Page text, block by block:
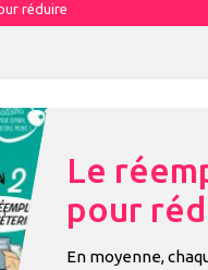
réduire
Le
pour
En moyenne,